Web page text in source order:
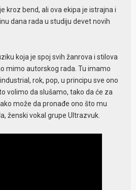
kroz bend, ali ova ekipa je istrajna i
dana rada u studiju devet novih
koja je spoj svih žanrova i stilova
mimo autorskog rada. Tu imamo
rok, pop, u principu sve ono
volimo da slušamo, tako da će za
može da pronađe ono što mu
ženski vokal grupe Ultrazvuk.